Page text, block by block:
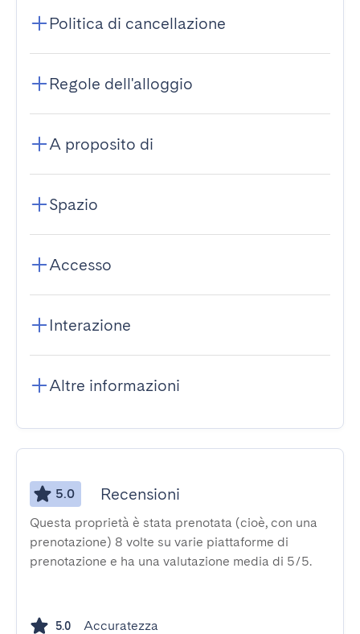
Politica di cancellazione
Regole dell'alloggio
A proposito di
Spazio
Accesso
Interazione
Altre informazioni
5.0 Recensioni
Questa proprietà è stata prenotata (cioè, con una
prenotazione) 8 volte su varie piattaforme di
prenotazione e ha una valutazione media di 5/5.
5.0 Accuratezza